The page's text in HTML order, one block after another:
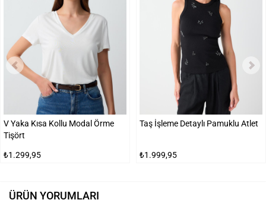
V Yaka Kısa Kollu Modal Örme
Tişört
₺1.299,95
Taş İşleme Detaylı Pamuklu Atlet
₺1.999,95
ÜRÜN YORUMLARI